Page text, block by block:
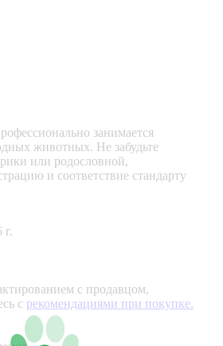
занимается
животных. Не забудьте
или родословной,
и соответствие стандарту
г.
с продавцом,
с рекомендациями при покупке.